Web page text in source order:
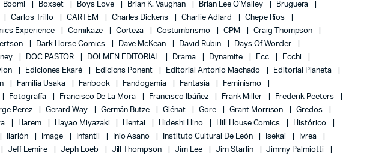
Boom! Boxset Boys Love Brian K. Vaughan Brian Lee O'Malley
Bruguera
Carlos Trillo CARTEM Charles Dickens Charlie Adlard
Chepe Ríos
Experience Comikaze Corteza Costumbrismo CPM
Craig Thompson
Dark Horse Comics Dave McKean David Rubin
Days Of Wonder
DOC PASTOR DOLMEN EDITORIAL Drama Dynamite Ecc
Ecchi
Ediciones Ekaré Edicions Ponent Editorial Antonio Machado
Editorial Planeta
Familia Usaka Fanbook Fandogamia Fantasía
Feminismo
Fotografía Francisco De La Mora Francisco Ibáñez Frank Miller
Frederik Peeters
Perez Gerard Way Germán Butze Glénat Gore Grant Morrison
Gredos
Harem Hayao Miyazaki Hentai Hideshi Hino Hill House Comics
Histórico
Ilarión Image Infantil Inio Asano Instituto Cultural De León Isekai
Ivrea
Jeff Lemire Jeph Loeb Jill Thompson Jim Lee Jim Starlin
Jimmy Palmiotti